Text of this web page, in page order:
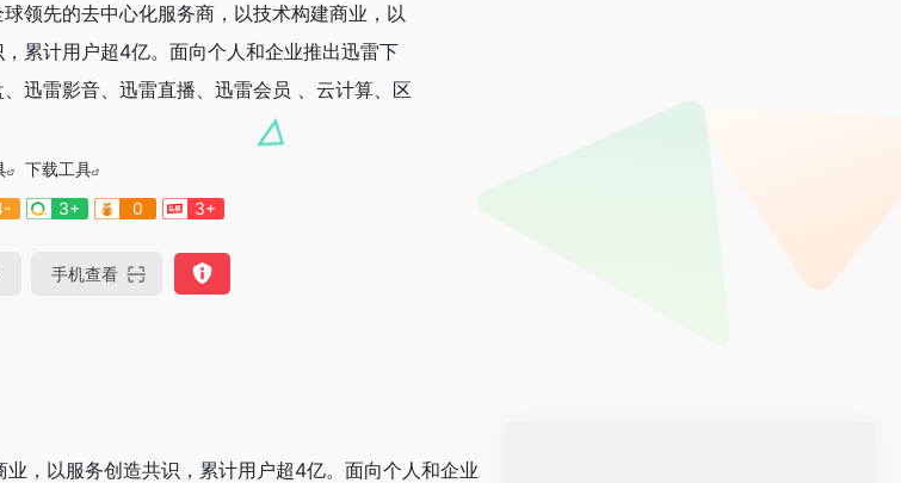
领先的去中心化服务商，以技术构建商业，以
累计用户超4亿。面向个人和企业推出迅雷下
迅雷影音、迅雷直播、迅雷会员 、云计算、区
下载工具
3+ 0 3+
手机查看
，以服务创造共识，累计用户超4亿。面向个人和企业